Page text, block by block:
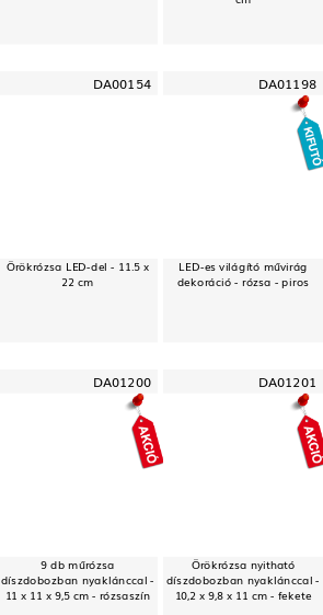
DA00154
Örökrózsa LED-del - 11.5 x
22 cm
DA01198
LED-es világító művirág
dekoráció - rózsa - piros
DA01200
9 db műrózsa
díszdobozban nyaklánccal -
11 x 11 x 9,5 cm - rózsaszín
DA01201
Örökrózsa nyitható
díszdobozban nyaklánccal -
10,2 x 9,8 x 11 cm - fekete